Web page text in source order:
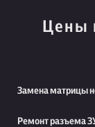
Цены
Замена матрицы
Ремонт разъема